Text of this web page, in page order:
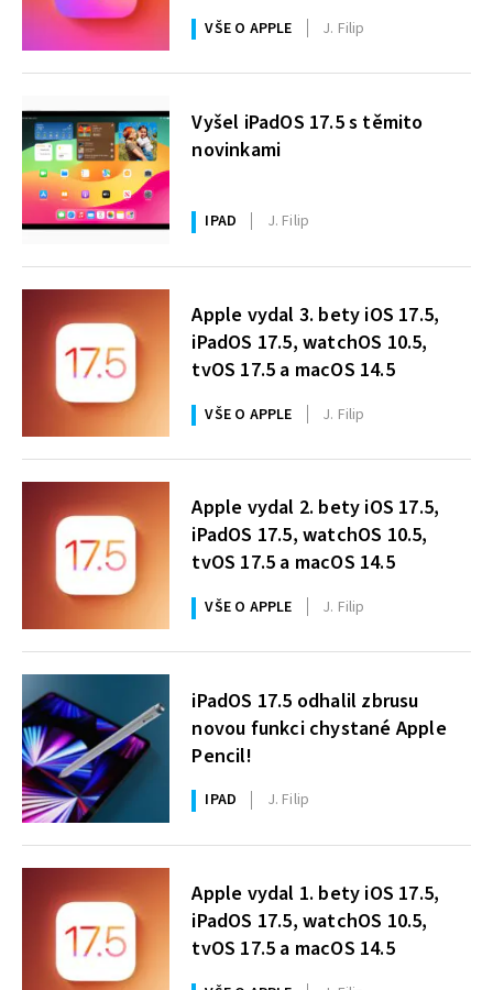
VŠE O APPLE J. Filip
Vyšel iPadOS 17.5 s těmito
novinkami
IPAD J. Filip
Apple vydal 3. bety iOS 17.5,
iPadOS 17.5, watchOS 10.5,
tvOS 17.5 a macOS 14.5
VŠE O APPLE J. Filip
Apple vydal 2. bety iOS 17.5,
iPadOS 17.5, watchOS 10.5,
tvOS 17.5 a macOS 14.5
VŠE O APPLE J. Filip
iPadOS 17.5 odhalil zbrusu
novou funkci chystané Apple
Pencil!
IPAD J. Filip
Apple vydal 1. bety iOS 17.5,
iPadOS 17.5, watchOS 10.5,
tvOS 17.5 a macOS 14.5